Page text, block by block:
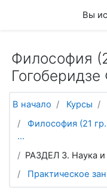
Вы
Философия
В начало Курсы
Философия (21
...
РАЗДЕЛ 3. Наука
Практическое